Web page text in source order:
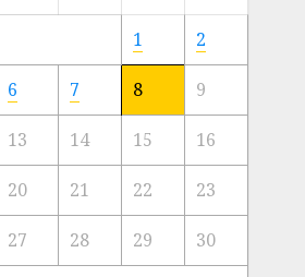
Artis
Kota
23/11/2024
0
1 2
6 7 8 9
13 14 15 16
20 21 22 23
27 28 29 30